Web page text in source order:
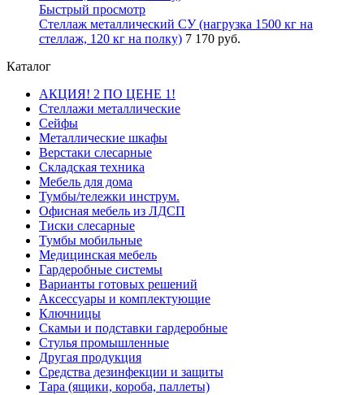
Быстрый просмотр
Стеллаж металлический СУ (нагрузка 1500 кг на
стеллаж, 120 кг на полку) 7 170 руб.
Каталог
АКЦИЯ! 2 ПО ЦЕНЕ 1!
Стеллажи металлические
Сейфы
Металлические шкафы
Верстаки слесарные
Складская техника
Мебель для дома
Тумбы/тележки инструм.
Офисная мебель из ЛДСП
Тиски слесарные
Тумбы мобильные
Медицинская мебель
Гардеробные системы
Варианты готовых решений
Аксессуары и комплектующие
Ключницы
Скамьи и подставки гардеробные
Стулья промышленные
Другая продукция
Средства дезинфекции и защиты
Тара (ящики, короба, паллеты)